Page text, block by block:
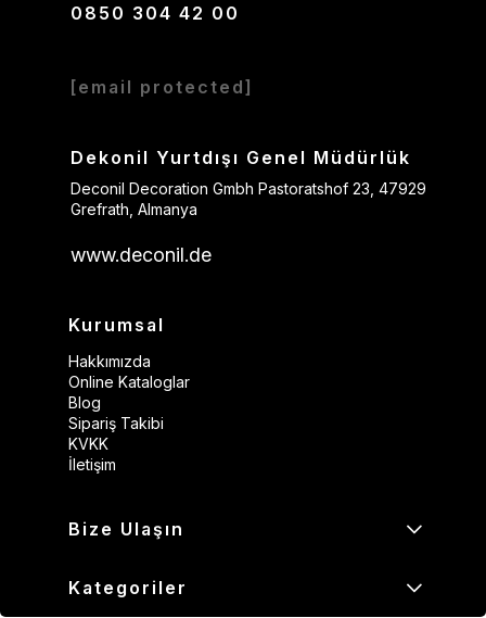
0850 304 42 00
[email protected]
Dekonil Yurtdışı Genel Müdürlük
Deconil Decoration Gmbh Pastoratshof 23, 47929
Grefrath, Almanya
www.deconil.de
Kurumsal
Hakkımızda
Online Kataloglar
Blog
Sipariş Takibi
KVKK
İletişim
Bize Ulaşın
Kategoriler